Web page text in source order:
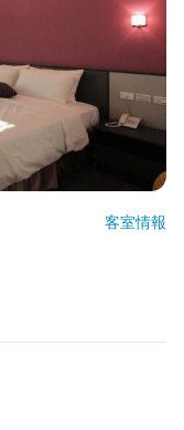
客室情報